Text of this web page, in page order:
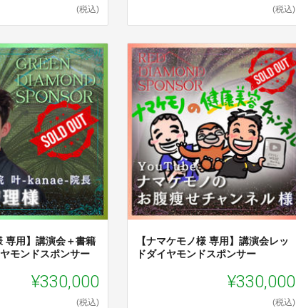
(税込) (税込)
専用】講演会＋書籍
モンドスポンサー
¥330,000
(税込)
【ナマケモノ様 専用】講演会レッ
ドダイヤモンドスポンサー
¥330,000
(税込)